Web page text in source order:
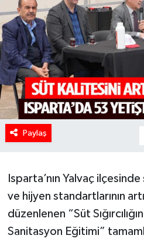
Paylaş
Isparta’nın Yalvaç
ve hijyen standartlarının
düzenlenen “Süt
Sanitasyon Eğitimi”
KÜLTÜR SANAT
MAGAZİN
Oyun
POLİTİKA
RESMİ İLANLAR
SAĞLIK
Spor
Tarihi Yapılarımız